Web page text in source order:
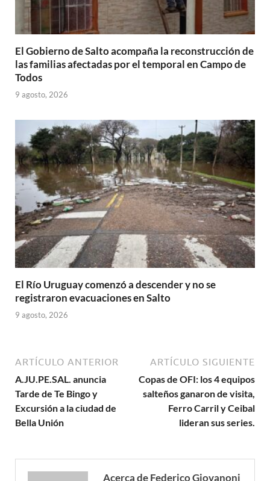
El Gobierno de Salto acompaña la reconstrucción de
las familias afectadas por el temporal en Campo de
Todos
9 agosto, 2026
El Río Uruguay comenzó a descender y no se
registraron evacuaciones en Salto
9 agosto, 2026
ARTÍCULO ANTERIOR
A.JU.PE.SAL. anuncia
Tarde de Te Bingo y
Excursión a la ciudad de
Bella Unión
ARTÍCULO SIGUIENTE
Copas de OFI: los 4 equipos
salteños ganaron de visita,
Ferro Carril y Ceibal
lideran sus series.
Acerca de Federico Giovanoni